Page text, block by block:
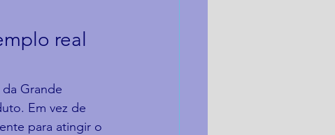
real
Grande
Em vez de
para atingir o